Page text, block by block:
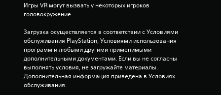
Игры VR могут вызвать у некоторых игроков
головокружение.
Загрузка осуществляется в соответствии с Условиями
обслуживания PlayStation, Условиями использования
программ и любыми другими применимыми
дополнительными документами. Если вы не согласны
выполнять условия, не загружайте материалы.
Дополнительная информация приведена в Условиях
обслуживания.